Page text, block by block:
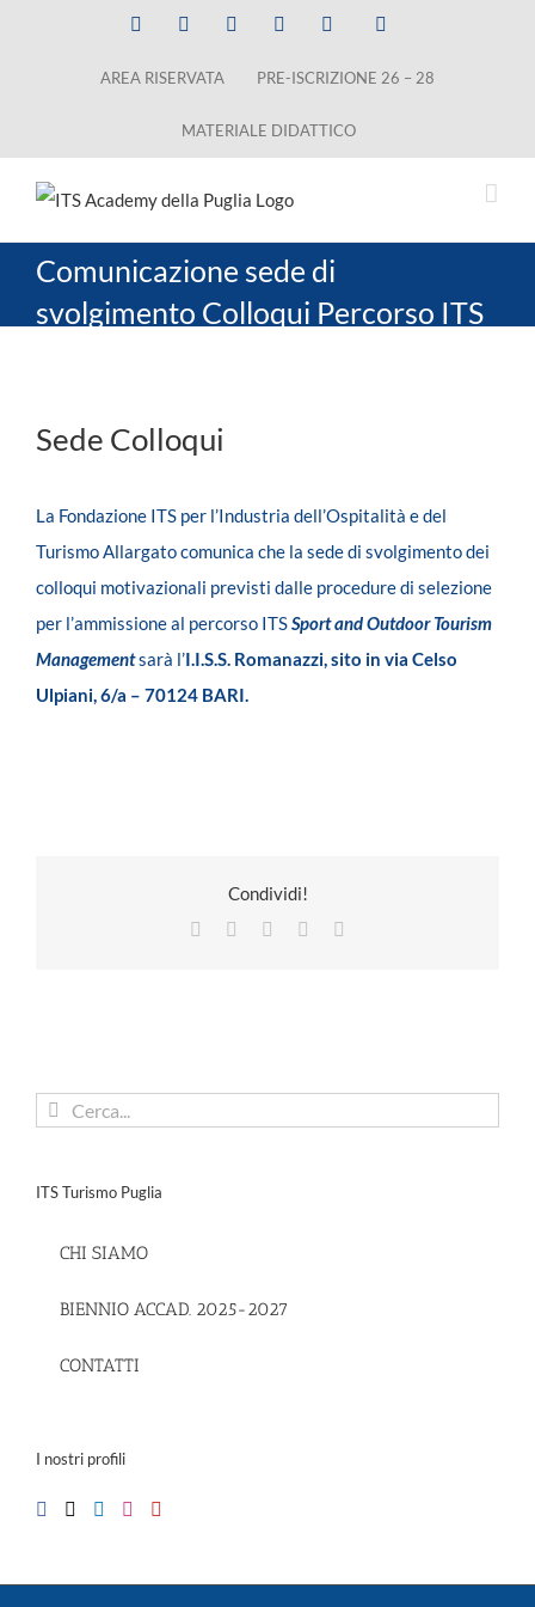
Facebook LinkedInInstagramYouTube
AREA RISERVATA PRE-ISCRIZIONE 26 – 28
MATERIALE DIDATTICO
Comunicazione sede di
svolgimento Colloqui Percorso ITS
Sede Colloqui
La Fondazione ITS per l’Industria dell’Ospitalità e del
Turismo Allargato comunica che la sede di svolgimento dei
colloqui motivazionali previsti dalle procedure di selezione
per l’ammissione al percorso ITSSport and Outdoor Tourism
Managementsarà l’I.I.S.S. Romanazzi, sito in via Celso
Ulpiani, 6/a – 70124 BARI.
Condividi!
Facebook LinkedInPinterest
Cerca
ITS Turismo Puglia
CHI SIAMO
BIENNIO ACCAD. 2025-2027
CONTATTI
I nostri profili